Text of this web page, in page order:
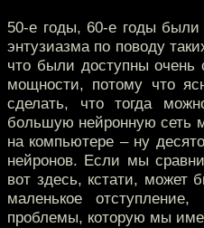
50-е годы, 60-е годы
энтузиазма по поводу
что были доступны очень
мощности, потому что
сделать, что тогда
большую нейронную сеть
на компьютере – ну
нейронов. Если мы
вот здесь, кстати, может
маленькое
проблемы, которую мы